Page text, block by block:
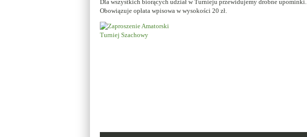
Dla wszystkich biorących udział w Turnieju przewidujemy drobne upominki.
Obowiązuje opłata wpisowa w wysokości 20 zł.